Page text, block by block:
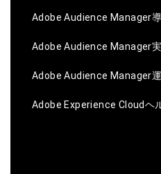
Adobe Audience Manager
Adobe Audience Manager
Adobe Audience Manager
Adobe Experience Cloudヘ